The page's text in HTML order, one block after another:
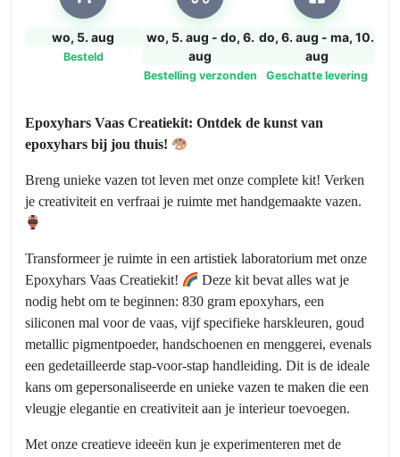
wo, 5. aug
Besteld
wo, 5. aug - do, 6.
aug
Bestelling verzonden
do, 6. aug - ma, 10.
aug
Geschatte levering
Epoxyhars Vaas Creatiekit: Ontdek de kunst van
epoxyhars bij jou thuis!
Breng unieke vazen tot leven met onze complete kit! Verken
je creativiteit en verfraai je ruimte met handgemaakte vazen.
Transformeer je ruimte in een artistiek laboratorium met onze
Epoxyhars Vaas Creatiekit!
Deze kit bevat alles wat je
nodig hebt om te beginnen: 830 gram epoxyhars, een
siliconen mal voor de vaas, vijf specifieke harskleuren, goud
metallic pigmentpoeder, handschoenen en menggerei, evenals
een gedetailleerde stap-voor-stap handleiding. Dit is de ideale
kans om gepersonaliseerde en unieke vazen te maken die een
vleugje elegantie en creativiteit aan je interieur toevoegen.
Met onze creatieve ideeën kun je experimenteren met de